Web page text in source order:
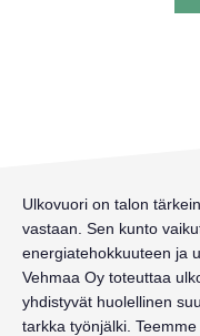
Ulkovuori on talon
vastaan. Sen kunto
energiatehokkuuteen ja
Vehmaa Oy toteuttaa
yhdistyvät huolellinen
tarkka työnjälki.